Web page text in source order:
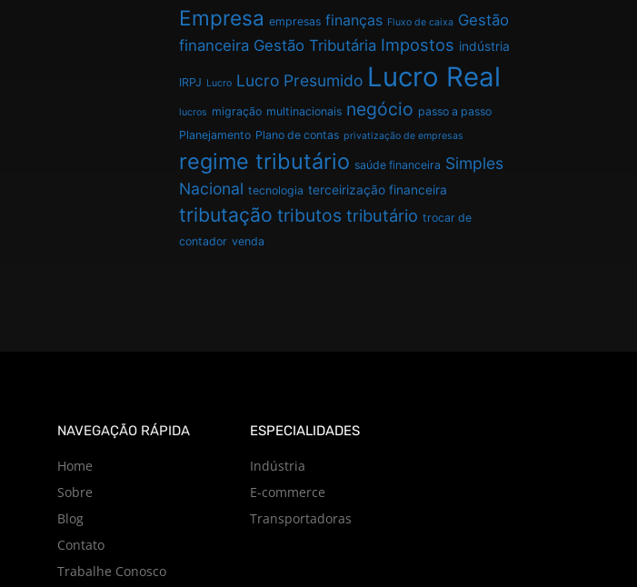
Empresa empresas finanças Fluxo de caixa Gestão
financeira Gestão Tributária Impostos indústria
IRPJ Lucro Lucro Presumido Lucro Real
lucros migração multinacionais negócio passo a passo
Planejamento Plano de contas privatização de empresas
regime tributário saúde financeira Simples
Nacional tecnologia terceirização financeira
tributação tributos tributário trocar de
contador venda
NAVEGAÇÃO RÁPIDA
Home
Sobre
Blog
Contato
Trabalhe Conosco
ESPECIALIDADES
Indústria
E-commerce
Transportadoras